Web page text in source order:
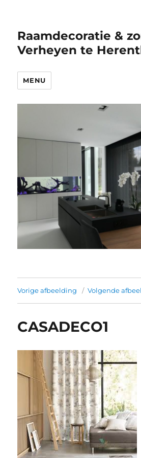
Raamdecoratie &
Verheyen te
MENU
Vorige afbeelding Volgende
CASADECO1